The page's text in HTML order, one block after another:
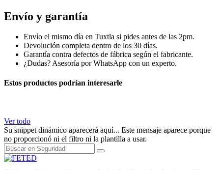
Envío y garantía
Envío el mismo día en Tuxtla si pides antes de las 2pm.
Devolución completa dentro de los 30 días.
Garantía contra defectos de fábrica según el fabricante.
¿Dudas? Asesoría por WhatsApp con un experto.
Estos productos podrían interesarle
Ver todo
Su snippet dinámico aparecerá aquí... Este mensaje aparece porque
no proporcionó ni el filtro ni la plantilla a usar.